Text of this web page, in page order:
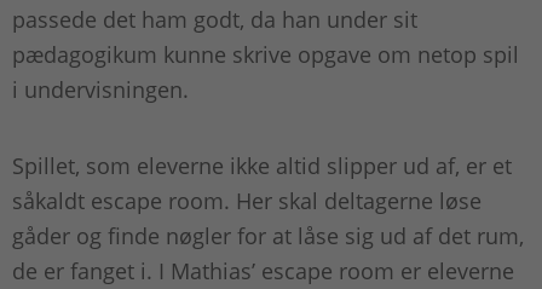
passede det ham godt, da han under sit
pædagogikum kunne skrive opgave om netop spil
i undervisningen.
Spillet, som eleverne ikke altid slipper ud af, er et
såkaldt escape room. Her skal deltagerne løse
gåder og finde nøgler for at låse sig ud af det rum,
de er fanget i. I Mathias’ escape room er eleverne